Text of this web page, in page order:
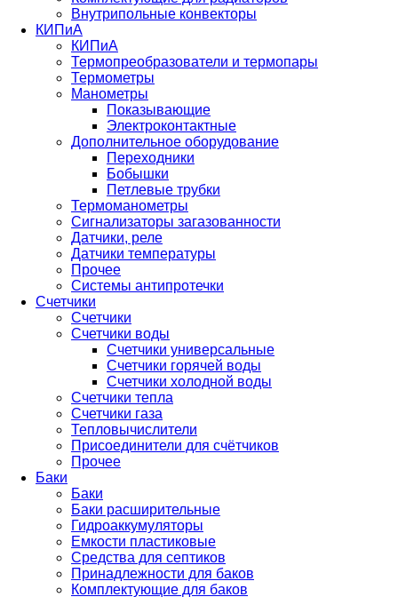
Внутрипольные конвекторы
КИПиА
КИПиА
Термопреобразователи и термопары
Термометры
Манометры
Показывающие
Электроконтактные
Дополнительное оборудование
Переходники
Бобышки
Петлевые трубки
Термоманометры
Сигнализаторы загазованности
Датчики, реле
Датчики температуры
Прочее
Системы антипротечки
Счетчики
Счетчики
Счетчики воды
Счетчики универсальные
Счетчики горячей воды
Счетчики холодной воды
Счетчики тепла
Счетчики газа
Тепловычислители
Присоединители для счётчиков
Прочее
Баки
Баки
Баки расширительные
Гидроаккумуляторы
Емкости пластиковые
Средства для септиков
Принадлежности для баков
Комплектующие для баков